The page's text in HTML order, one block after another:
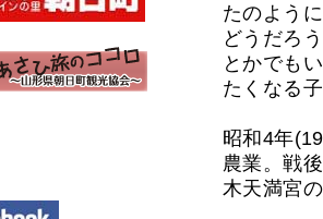
たのよう
どうだろ
とかでも
たくなる
昭和4年
農業。戦
木天満宮